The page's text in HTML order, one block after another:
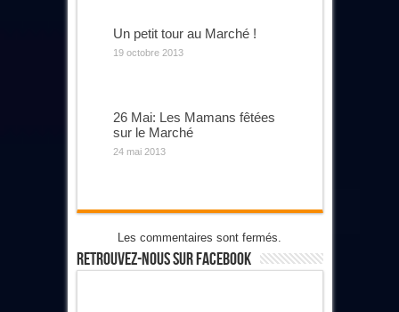
Un petit tour au Marché !
19 octobre 2013
26 Mai: Les Mamans fêtées
sur le Marché
24 mai 2013
Les commentaires sont fermés.
Retrouvez-Nous Sur Facebook